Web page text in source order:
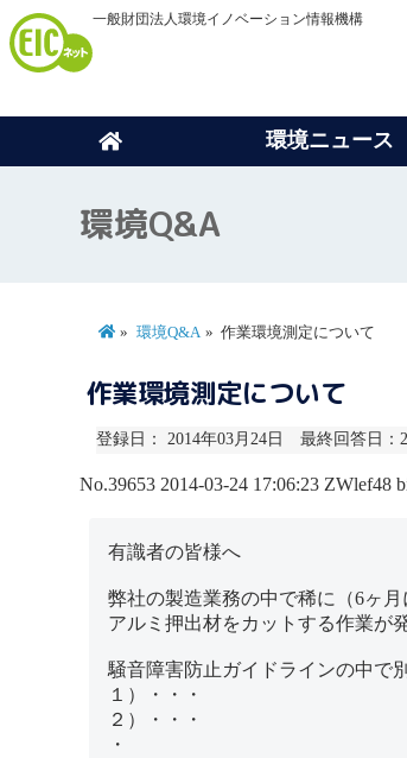
一般財団法人環境イノベーション情報機構
環境ニュース
環境Q&A
環境Q&A 作業環境測定について
作業環境測定について
登録日： 2014年03月24日 最終回答日：
No.39653 2014-03-24 17:06:23 ZWlef48
有識者の皆様へ
弊社の製造業務の中で稀に（6ヶ
アルミ押出材をカットする作業が
騒音障害防止ガイドラインの中で
１）・・・
２）・・・
・